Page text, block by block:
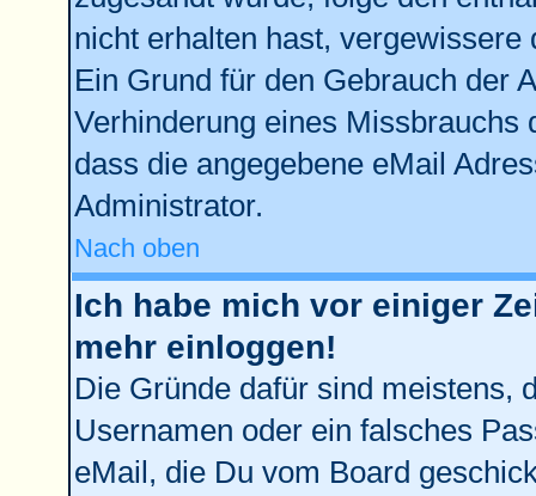
nicht erhalten hast,
Ein Grund für den Gebrauch der
Verhinderung eines
dass die angegebene eMail
Administrator.
Nach oben
Ich habe mich vor einiger
mehr einloggen!
Die Gründe dafür sind meistens,
Usernamen oder ein falsches
eMail, die Du vom Board